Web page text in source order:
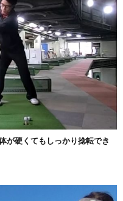
が硬くてもしっかり捻転でき